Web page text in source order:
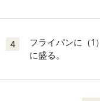
4
フライパンに（1
に盛る。